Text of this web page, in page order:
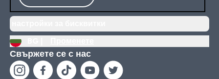
Свържете се с нас